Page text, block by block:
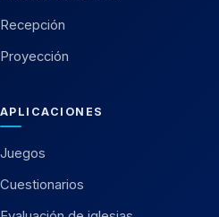
Recepción
Proyección
APLICACIONES
Juegos
Cuestionarios